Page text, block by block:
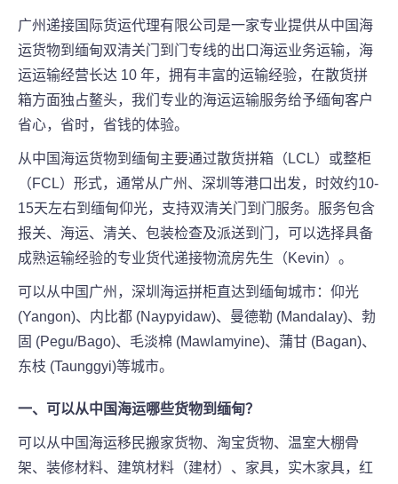
广州递接国际货运代理有限公司是一家专业提供从中国海
运货物到缅甸双清关门到门专线的出口海运业务运输，海
运运输经营长达 10 年，拥有丰富的运输经验，在散货拼
箱方面独占鳌头，我们专业的海运运输服务给予缅甸客户
省心，省时，省钱的体验。
从中国海运货物到缅甸主要通过散货拼箱（LCL）或整柜
（FCL）形式，通常从广州、深圳等港口出发，时效约10-
15天左右到缅甸仰光，支持双清关门到门服务。服务包含
报关、海运、清关、包装检查及派送到门，可以选择具备
成熟运输经验的专业货代递接物流房先生（Kevin）。
可以从中国广州，深圳海运拼柜直达到缅甸城市：仰光
(Yangon)、内比都 (Naypyidaw)、曼德勒 (Mandalay)、勃
固 (Pegu/Bago)、毛淡棉 (Mawlamyine)、蒲甘 (Bagan)、
东枝 (Taunggyi)等城市。
一、可以从中国海运哪些货物到缅甸？
可以从中国海运移民搬家货物、淘宝货物、温室大棚骨
架、装修材料、建筑材料（建材）、家具，实木家具，红